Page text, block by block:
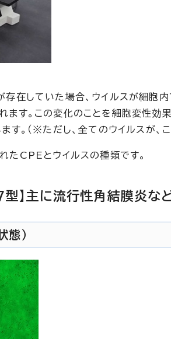
在していた場合、ウイルスが細胞内
ます。この変化のことを細胞変性効
す。（※ただし、全てのウイルスが、
たCPEとウイルスの種類です。
型】主に流行性角結膜炎な
）